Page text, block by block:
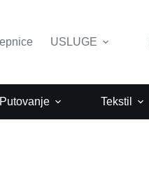
USLUGE
Tekstil